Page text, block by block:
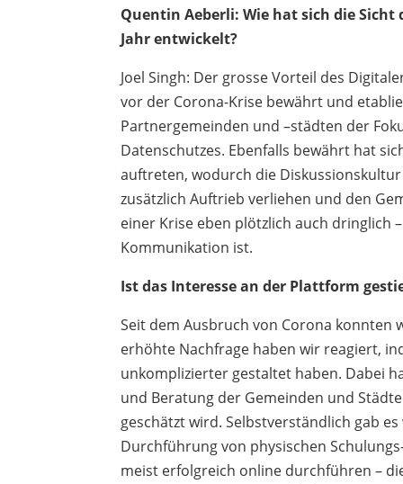
Quentin Aeberli: Wie hat sich die
Jahr entwickelt?
Joel Singh: Der grosse Vorteil des
vor der Corona-Krise bewährt und
Partnergemeinden und –städten der
Datenschutzes. Ebenfalls bewährt hat
auftreten, wodurch die
zusätzlich Auftrieb verliehen und den
einer Krise eben plötzlich auch dringlich
Kommunikation ist.
Ist das Interesse an der Plattform
Seit dem Ausbruch von Corona konnten
erhöhte Nachfrage haben wir reagiert,
unkomplizierter gestaltet haben. Dabei
und Beratung der Gemeinden und
geschätzt wird. Selbstverständlich gab
Durchführung von physischen
meist erfolgreich online durchführen –